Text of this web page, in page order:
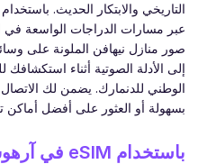
صور منازل نيهافن الملونة على
إلى الأدلة الصوتية أثناء
الوطني للدنمارك. يضمن لك
بسهولة أو العثور على أفضل أماكن
باستخدام eSIM في آرهوس